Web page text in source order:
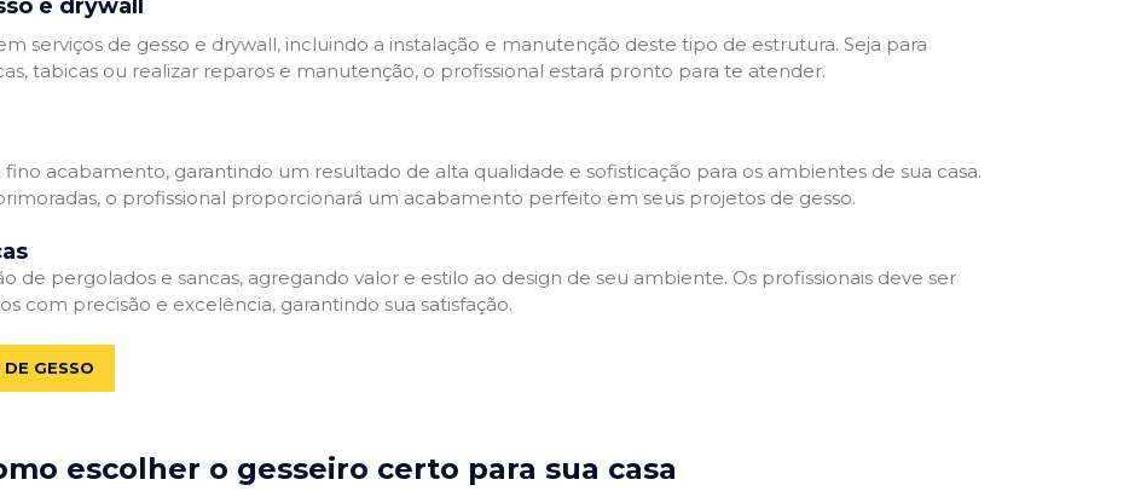
e drywall
serviços de gesso e drywall, incluindo a instalação e manutenção deste tipo de estrutura. Seja para
tabicas ou realizar reparos e manutenção, o profissional estará pronto para te atender.
acabamento, garantindo um resultado de alta qualidade e sofisticação para os ambientes de sua casa.
o profissional proporcionará um acabamento perfeito em seus projetos de gesso.
de pergolados e sancas, agregando valor e estilo ao design de seu ambiente. Os profissionais deve ser
com precisão e excelência, garantindo sua satisfação.
GESSO
escolher o gesseiro certo para sua casa